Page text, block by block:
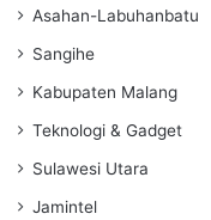
Asahan-Labuhanbatu
Sangihe
Kabupaten Malang
Teknologi & Gadget
Sulawesi Utara
Jamintel